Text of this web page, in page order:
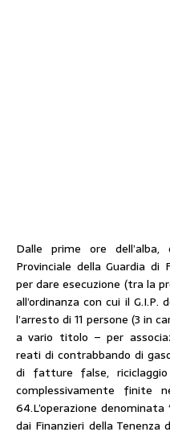
Dalle prime ore
Provinciale della Guardia di
per dare esecuzione (tra la
all’ordinanza con cui il
l’arresto di 11 persone (3 in
a vario titolo – per
reati di contrabbando di
di fatture false,
complessivamente finite
64.L’operazione
dai Finanzieri della